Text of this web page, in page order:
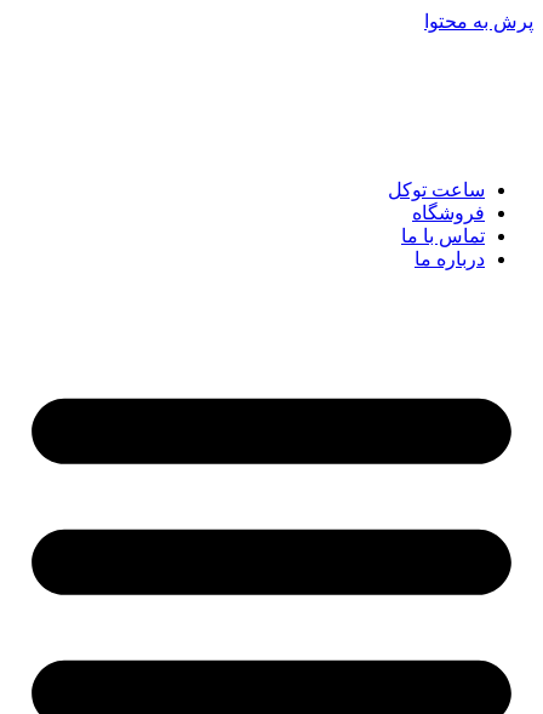
پرش به محتوا
ساعت توکل
فروشگاه
تماس با ما
درباره ما